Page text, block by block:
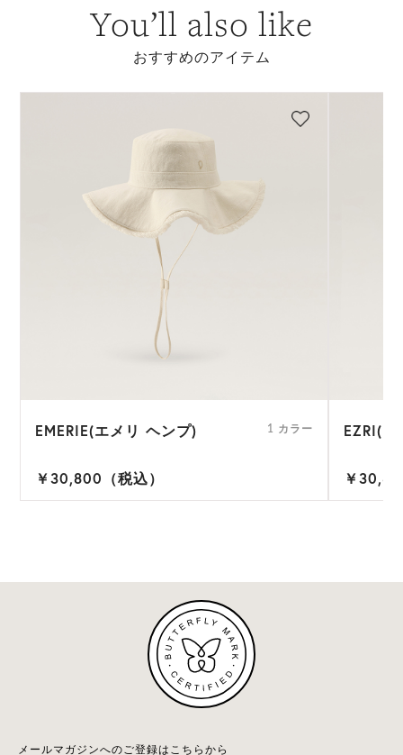
You’ll also like
おすすめのアイテム
EMERIE(エメリ ヘンプ) 1 カラー
￥30,800（税込）
EZRI(
￥
メールマガジンへのご登録はこちらから